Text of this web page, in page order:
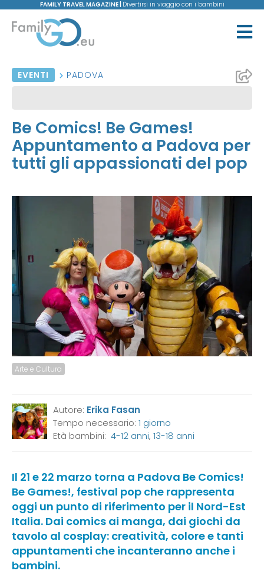
FAMILY TRAVEL MAGAZINE | Divertirsi in viaggio con i bambini
EVENTI PADOVA
Be Comics! Be Games!
Appuntamento a Padova per
tutti gli appassionati del pop
Arte e Cultura
Autore: Erika Fasan
Tempo necessario: 1 giorno
Età bambini: 4-12 anni, 13-18 anni
Il 21 e 22 marzo torna a Padova Be Comics!
Be Games!, festival pop che rappresenta
oggi un punto di riferimento per il Nord-Est
Italia. Dai comics ai manga, dai giochi da
tavolo al cosplay: creatività, colore e tanti
appuntamenti che incanteranno anche i
bambini.